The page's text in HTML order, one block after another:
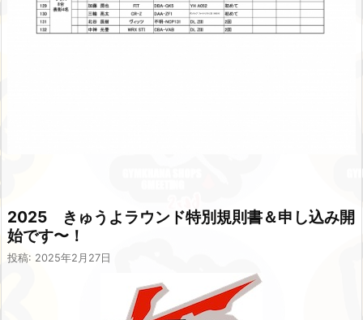
2025 きゅうよラウンド特別規則書＆申し込み開
始です〜！
投稿: 2025年2月27日